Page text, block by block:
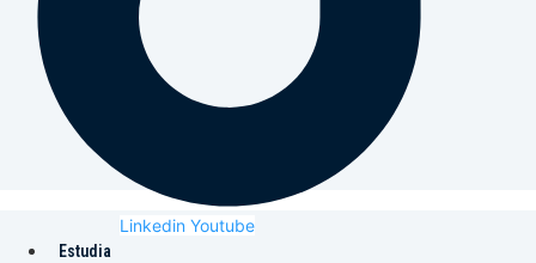
Linkedin Youtube
Estudia